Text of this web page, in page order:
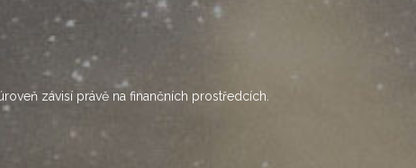
závisí právě na finančních prostředcích.